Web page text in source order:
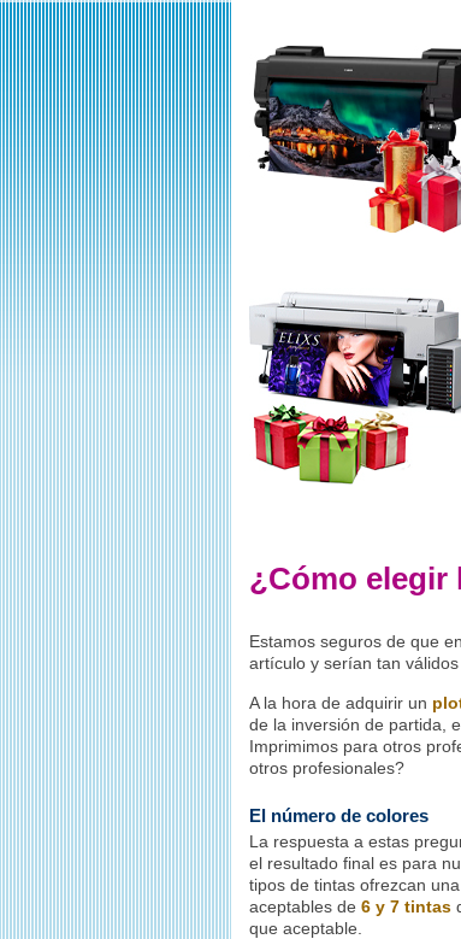
¿Cómo elegir
Estamos seguros de que
artículo y serían tan
A la hora de adquirir un
de la inversión de partida,
Imprimimos para otros
otros profesionales?
El número de colores
La respuesta a estas
el resultado final es para
tipos de tintas ofrezcan
aceptables de 6 y 7 tintas
que aceptable.